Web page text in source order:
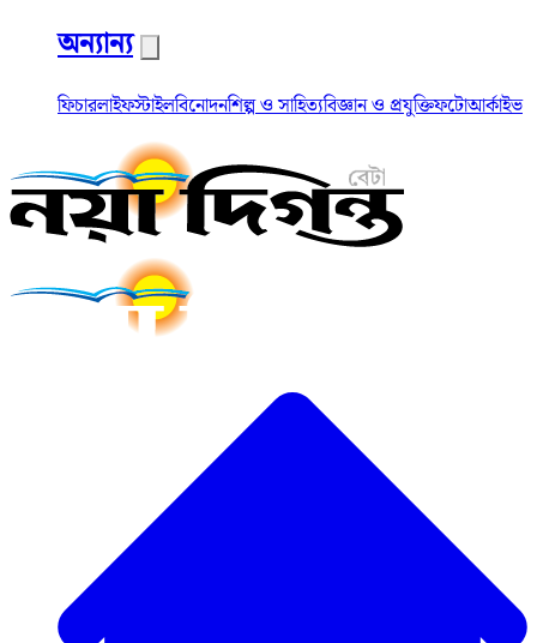
অন্যান্য
ফিচারলাইফস্টাইলবিনোদনশিল্প ও সাহিত্যবিজ্ঞান ও প্রযুক্তিফটোআর্কাইভ